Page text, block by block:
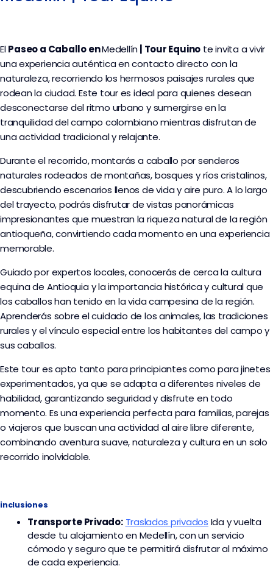
ElPaseo a Caballo enMedellín| Tour Equino te invita a vivir
una experiencia auténtica en contacto directo con la
naturaleza, recorriendo los hermosos paisajes rurales que
rodean la ciudad. Este tour es ideal para quienes desean
desconectarse del ritmo urbano y sumergirse en la
tranquilidad del campo colombiano mientras disfrutan de
una actividad tradicional y relajante.
Durante el recorrido, montarás a caballo por senderos
naturales rodeados de montañas, bosques y ríos cristalinos,
descubriendo escenarios llenos de vida y aire puro. A lo largo
del trayecto, podrás disfrutar de vistas panorámicas
impresionantes que muestran la riqueza natural de la región
antioqueña, convirtiendo cada momento en una experiencia
memorable.
Guiado por expertos locales, conocerás de cerca la cultura
equina de Antioquia y la importancia histórica y cultural que
los caballos han tenido en la vida campesina de la región.
Aprenderás sobre el cuidado de los animales, las tradiciones
rurales y el vínculo especial entre los habitantes del campo y
sus caballos.
Este tour es apto tanto para principiantes como para jinetes
experimentados, ya que se adapta a diferentes niveles de
habilidad, garantizando seguridad y disfrute en todo
momento. Es una experiencia perfecta para familias, parejas
o viajeros que buscan una actividad al aire libre diferente,
combinando aventura suave, naturaleza y cultura en un solo
recorrido inolvidable.
inclusiones
TransportePrivado: Traslados privados Ida y vuelta
desde tu alojamiento en Medellín, con un servicio
cómodo y seguro que te permitirá disfrutar al máximo
de cada experiencia.